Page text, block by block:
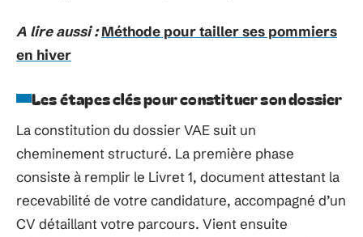
A lire aussi : Méthode pour tailler ses pommiers
en hiver
Les étapes clés pour constituer son dossier
La constitution du dossier VAE suit un
cheminement structuré. La première phase
consiste à remplir le Livret 1, document attestant la
recevabilité de votre candidature, accompagné d’un
CV détaillant votre parcours. Vient ensuite